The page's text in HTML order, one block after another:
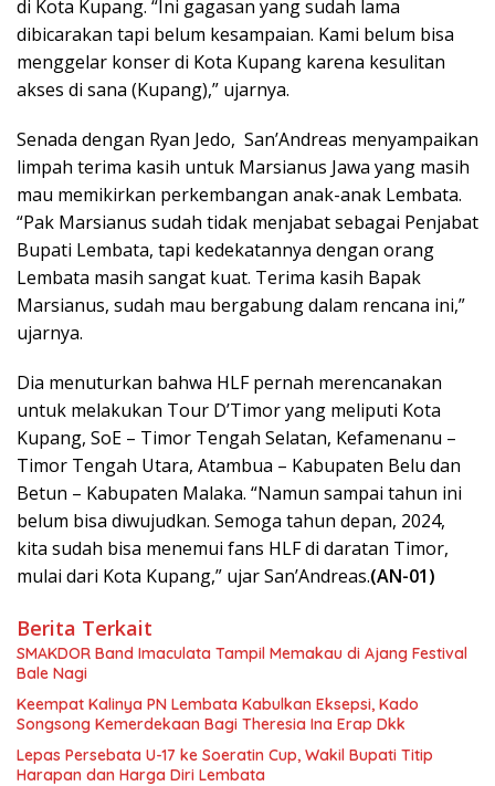
di Kota Kupang. “Ini gagasan yang sudah lama
dibicarakan tapi belum kesampaian. Kami belum bisa
menggelar konser di Kota Kupang karena kesulitan
akses di sana (Kupang),” ujarnya.
Senada dengan Ryan Jedo, San’Andreas menyampaikan
limpah terima kasih untuk Marsianus Jawa yang masih
mau memikirkan perkembangan anak-anak Lembata.
“Pak Marsianus sudah tidak menjabat sebagai Penjabat
Bupati Lembata, tapi kedekatannya dengan orang
Lembata masih sangat kuat. Terima kasih Bapak
Marsianus, sudah mau bergabung dalam rencana ini,”
ujarnya.
Dia menuturkan bahwa HLF pernah merencanakan
untuk melakukan Tour D’Timor yang meliputi Kota
Kupang, SoE – Timor Tengah Selatan, Kefamenanu –
Timor Tengah Utara, Atambua – Kabupaten Belu dan
Betun – Kabupaten Malaka. “Namun sampai tahun ini
belum bisa diwujudkan. Semoga tahun depan, 2024,
kita sudah bisa menemui fans HLF di daratan Timor,
mulai dari Kota Kupang,” ujar San’Andreas.(AN-01)
Berita Terkait
SMAKDOR Band Imaculata Tampil Memakau di Ajang Festival
Bale Nagi
Keempat Kalinya PN Lembata Kabulkan Eksepsi, Kado
Songsong Kemerdekaan Bagi Theresia Ina Erap Dkk
Lepas Persebata U-17 ke Soeratin Cup, Wakil Bupati Titip
Harapan dan Harga Diri Lembata